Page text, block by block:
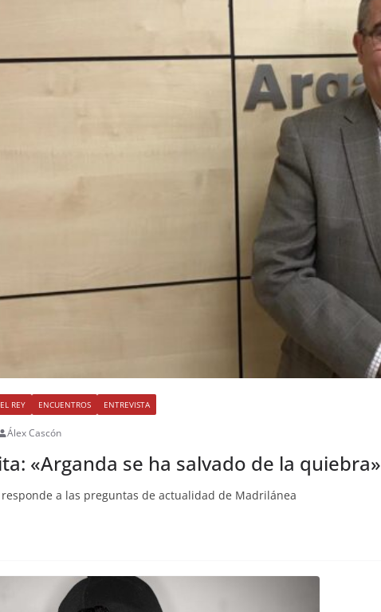
REY ENCUENTROS ENTREVISTA
Álex Cascón
«Arganda se ha salvado de la quiebra»
a las preguntas de actualidad de Madrilánea